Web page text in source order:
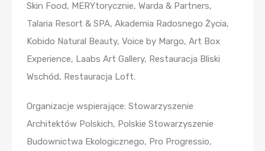
Skin Food, MERYtorycznie, Warda & Partners,
Talaria Resort & SPA, Akademia Radosnego Życia,
Kobido Natural Beauty, Voice by Margo, Art Box
Experience, Laabs Art Gallery, Restauracja Bliski
Wschód, Restauracja Loft.
Organizacje wspierające: Stowarzyszenie
Architektów Polskich, Polskie Stowarzyszenie
Budownictwa Ekologicznego, Pro Progressio,